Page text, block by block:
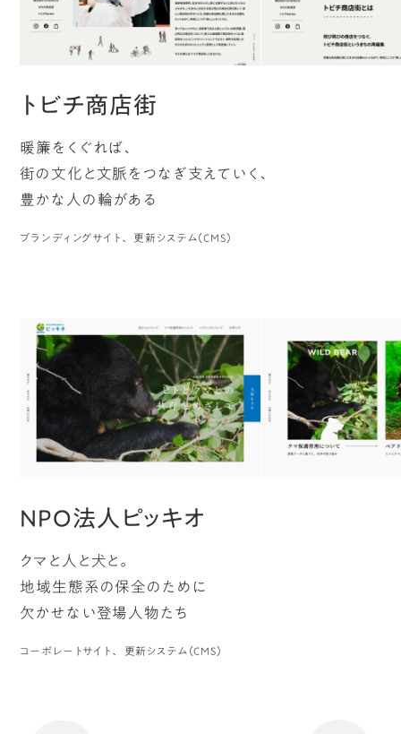
トビチ商店街
暖簾をくぐれば、
街の文化と文脈をつなぎ支えていく、
豊かな人の輪がある
ブランディングサイト 更新システム（CMS）
NPO法人ピッキオ
クマと人と犬と。
地域生態系の保全のために
欠かせない登場人物たち
コーポレートサイト 更新システム（CMS）
ペ
(1
ー
ジ